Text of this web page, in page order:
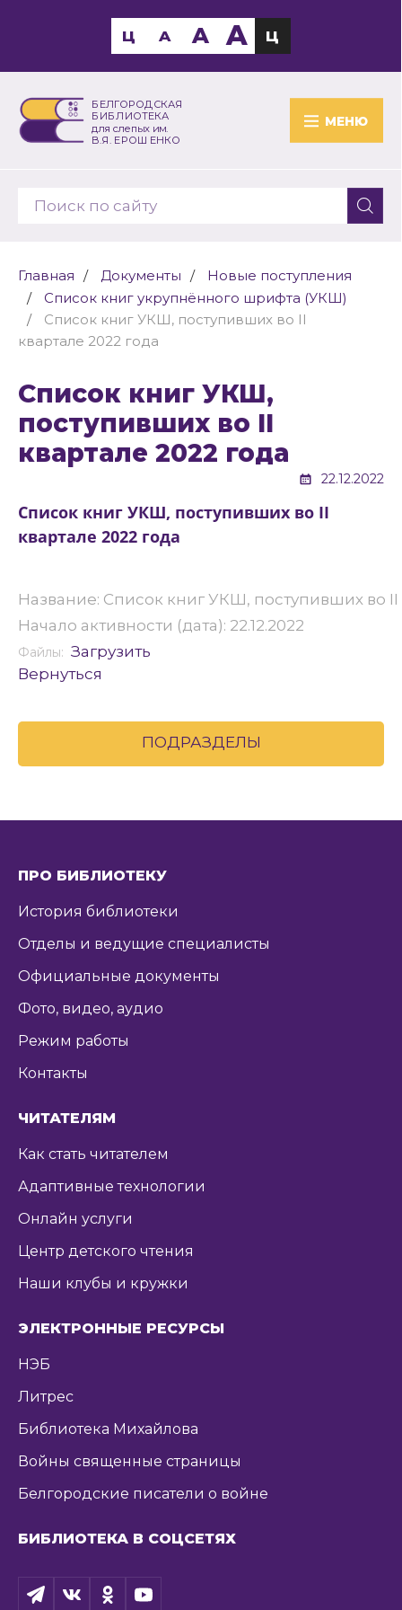
БЕЛГОРОДСКАЯ
БИБЛИОТЕКА
для слепых им.
В.Я. ЕРОШЕНКО
МЕНЮ
Ц A A A Ц
Главная Документы
Новые поступления
Список книг укрупнённого шрифта (УКШ)
Список книг УКШ, поступивших во II
квартале 2022 года
Список книг УКШ,
поступивших во II
квартале 2022 года
22.12.2022
Список книг УКШ, поступивших во II
квартале 2022 года
Название: Список книг УКШ, поступивших во II
Начало активности (дата): 22.12.2022
Файлы: Загрузить
Вернуться
ПОДРАЗДЕЛЫ
ПРО БИБЛИОТЕКУ
История библиотеки
Отделы и ведущие специалисты
Официальные документы
Фото, видео, аудио
Режим работы
Контакты
ЧИТАТЕЛЯМ
Как стать читателем
Адаптивные технологии
Онлайн услуги
Центр детского чтения
Наши клубы и кружки
ЭЛЕКТРОННЫЕ РЕСУРСЫ
НЭБ
Литрес
Библиотека Михайлова
Войны священные страницы
Белгородские писатели о войне
БИБЛИОТЕКА В СОЦСЕТЯХ